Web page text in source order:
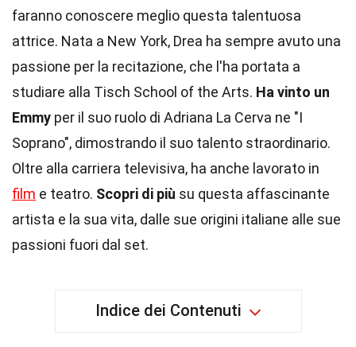
faranno conoscere meglio questa talentuosa
attrice. Nata a New York, Drea ha sempre avuto una
passione per la recitazione, che l'ha portata a
studiare alla Tisch School of the Arts. Ha vinto un
Emmy per il suo ruolo di Adriana La Cerva ne "I
Soprano", dimostrando il suo talento straordinario.
Oltre alla carriera televisiva, ha anche lavorato in
film e teatro. Scopri di più su questa affascinante
artista e la sua vita, dalle sue origini italiane alle sue
passioni fuori dal set.
Indice dei Contenuti